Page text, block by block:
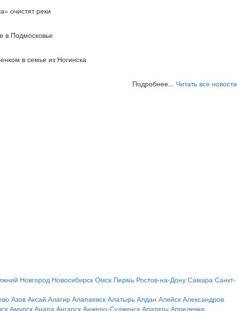
очистят реки
в Подмосковье
в семье из Ногинска
Подробнее... Читать все новости
Новгород Новосибирск Омск Пермь Ростов-на-Дону Самара Санкт-
Азов Аксай Алагир Алапаевск Алатырь Алдан Алейск Александров
Амурск Анапа Ангарск Анжеро-Судженск Апатиты Апрелевка